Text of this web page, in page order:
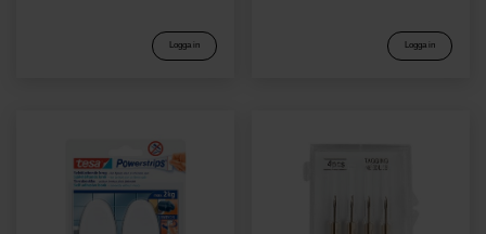
Logga in Logga in